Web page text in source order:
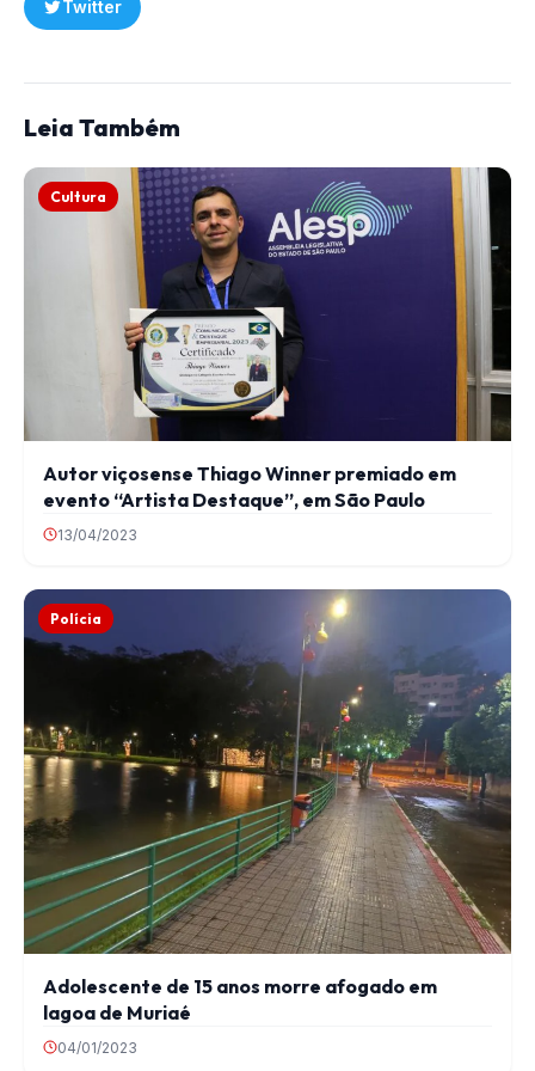
Twitter
Leia Também
Cultura
Autor viçosense Thiago Winner premiado em
evento “Artista Destaque”, em São Paulo
13/04/2023
Polícia
Adolescente de 15 anos morre afogado em
lagoa de Muriaé
04/01/2023